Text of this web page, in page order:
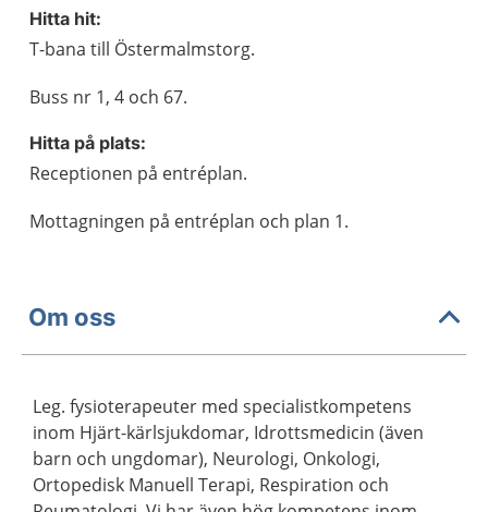
Hitta hit:
T-bana till Östermalmstorg.
Buss nr 1, 4 och 67.
Hitta på plats:
Receptionen på entréplan.
Mottagningen på entréplan och plan 1.
Om oss
Leg. fysioterapeuter med specialistkompetens
inom Hjärt-kärlsjukdomar, Idrottsmedicin (även
barn och ungdomar), Neurologi, Onkologi,
Ortopedisk Manuell Terapi, Respiration och